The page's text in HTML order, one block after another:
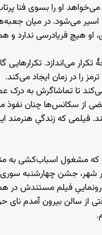
او را بسوی فنا
می‌شود. در میان
او هیچ فریادرسی ندارد و
می‌اندازد. تکرارهایی
را در زمان ایجاد می‌کند.
تا تماشاگرش به
از سکانس‌ها چنان نفوذ
فیلمی که زندگیِ هنرمند
که مشغول اسباب‌کشی به
شهر، جشن چهارشنبه
فیلم مستندش در
از سالن بیرون آمدم نای